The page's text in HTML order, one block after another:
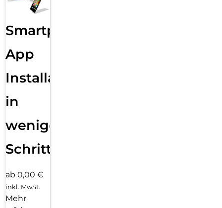
Smartphone
App
Installation
in
wenigen
Schritten
ab 0,00 €
inkl. MwSt.
Mehr